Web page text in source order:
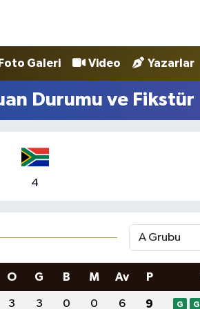
Foto Galeri Video Yazarlar
Durumu ve Fikstür
4
O G B M Av P
3 3 0 0 6 9 G G